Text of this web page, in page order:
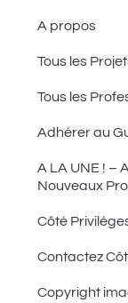
A propos
Tous les
Tous les
Adhérer au
A LA UNE ! –
Nouveaux
Côté
Contactez
Copyright